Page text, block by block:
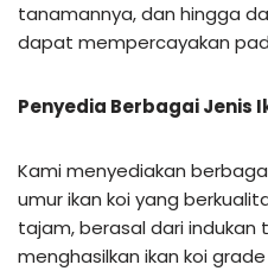
tanamannya, dan hingga
dapat mempercayakan
Penyedia Berbagai Jenis
Kami menyediakan
umur ikan koi yang
tajam, berasal dari indukan
menghasilkan ikan koi